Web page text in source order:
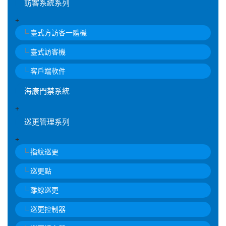
訪客系統系列
+
臺式方訪客一體機
臺式訪客機
客戶端軟件
海康門禁系統
+
巡更管理系列
+
指紋巡更
巡更點
離線巡更
巡更控制器